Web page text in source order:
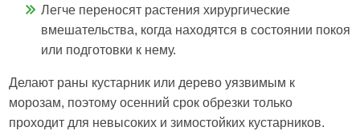
Легче переносят растения хирургические
вмешательства, когда находятся в состоянии покоя
или подготовки к нему.
Делают раны кустарник или дерево уязвимым к
морозам, поэтому осенний срок обрезки только
проходит для невысоких и зимостойких кустарников.